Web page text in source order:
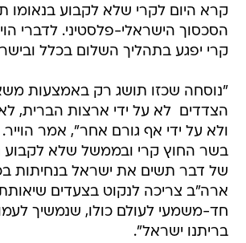
קרא היום לקרי שלא לקבוע בנאומו
הסכסוך הישראלי-פלסטיני. לדברי
קרי יפגע בתהליך השלום בכלל
"נוסחה שכזו תושג רק באמצעות
הצדדים  לא על ידי ארצות הברית,
ולא על ידי אף גורם אחר", אמר
בשר החוץ קרי ובממשל שלא לקבוע
של דבר תשים את ישראל בנחיתות
ארה"ב צריכה לנקוט בצעדים
חד-משמעי לעולם כולו, שנמשיך
בריתנו ישראל".